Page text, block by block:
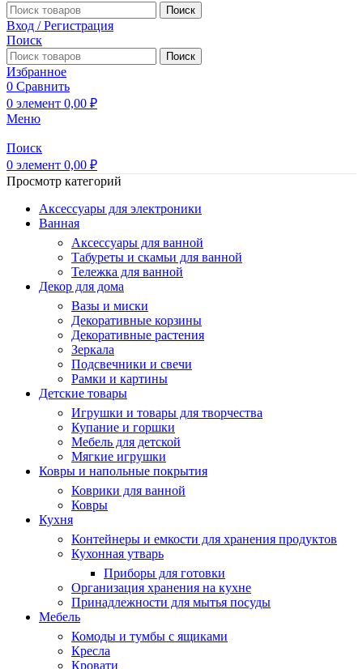
Поиск
Вход / Регистрация
Поиск
Поиск
Избранное
0 Сравнить
0 элемент 0,00 ₽
Меню
Поиск
0 элемент 0,00 ₽
Просмотр категорий
Аксессуары для электроники
Ванная
Аксессуары для ванной
Табуреты и скамьи для ванной
Тележка для ванной
Декор для дома
Вазы и миски
Декоративные корзины
Декоративные растения
Зеркала
Подсвечники и свечи
Рамки и картины
Детские товары
Игрушки и товары для творчества
Купание и горшки
Мебель для детской
Мягкие игрушки
Ковры и напольные покрытия
Коврики для ванной
Ковры
Кухня
Контейнеры и емкости для хранения продуктов
Кухонная утварь
Приборы для готовки
Организация хранения на кухне
Принадлежности для мытья посуды
Мебель
Комоды и тумбы с ящиками
Кресла
Кровати